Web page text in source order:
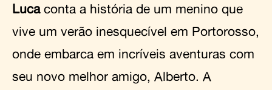
Luca conta a história de um menino que
vive um verão inesquecível em Portorosso,
onde embarca em incríveis aventuras com
seu novo melhor amigo, Alberto. A